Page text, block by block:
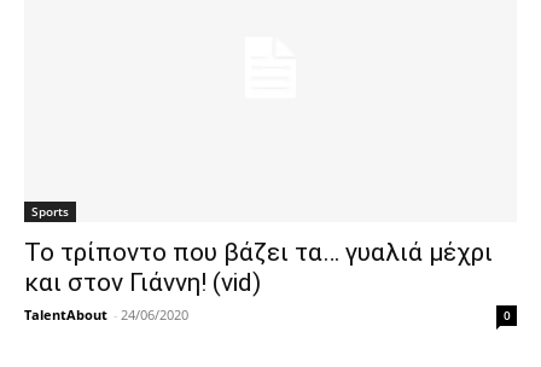
Sports
Το τρίποντο που βάζει τα… γυαλιά μέχρι
και στον Γιάννη! (vid)
TalentAbout - 24/06/2020 0